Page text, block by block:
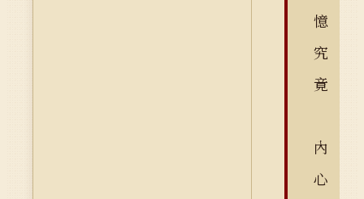
憶
究
竟
內
心